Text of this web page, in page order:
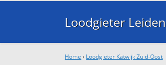
Loodgieter Leiden
Home › Loodgieter Katwijk Zuid-Oost